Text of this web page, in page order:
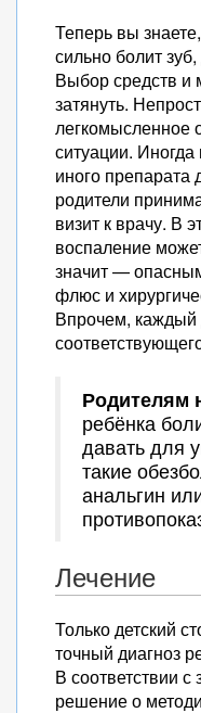
Теперь вы
сильно болит
Выбор средств и
затянуть.
легкомысленное
ситуации.
иного препарата
родители
визит к врачу. В
воспаление
значит —
флюс и
Впрочем, каждый
Родителям
ребёнка
давать для
такие
анальгин
Лечение
Только детский
точный диагноз
В соответствии
решение о